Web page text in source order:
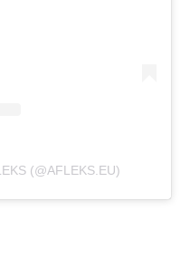
(@AFLEKS.EU)